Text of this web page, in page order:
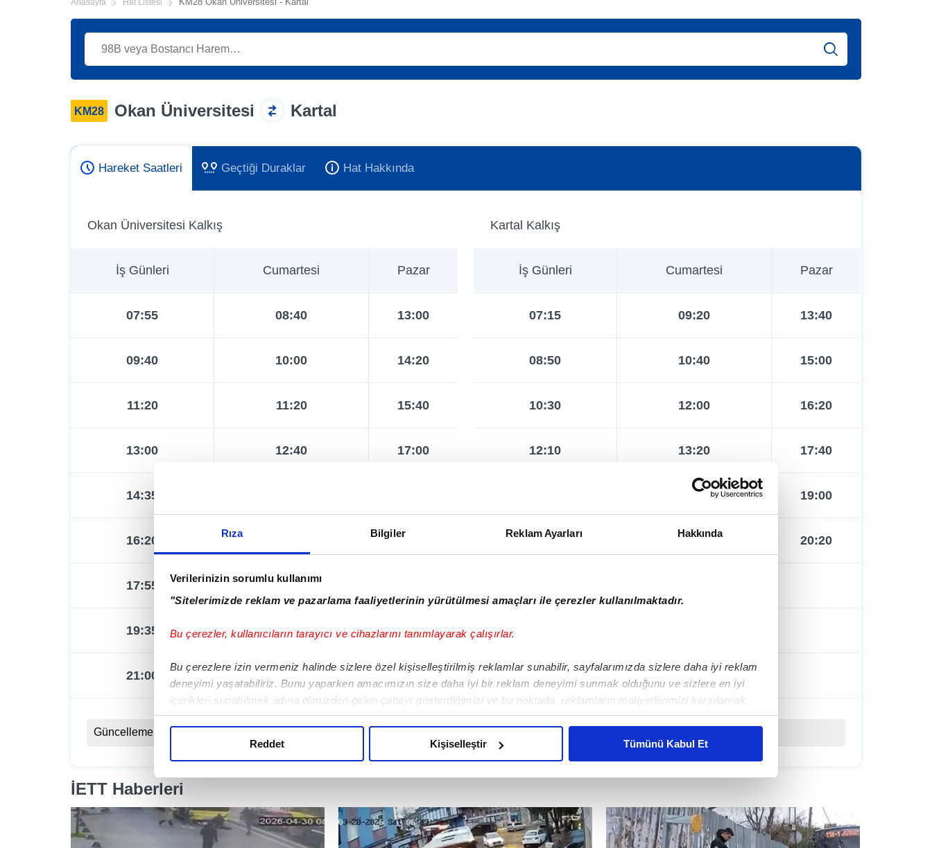
Rıza Bilgiler Reklam Ayarları Hakkında
Verilerinizin sorumlu kullanımı
"Sitelerimizde reklam ve pazarlama faaliyetlerinin yürütülmesi amaçları ile çerezler kullanılmaktadır.
Bu çerezler, kullanıcıların tarayıcı ve cihazlarını tanımlayarak çalışırlar.
Bu çerezlere izin vermeniz halinde sizlere özel kişiselleştirilmiş reklamlar sunabilir, sayfalarımızda sizlere daha iyi reklam
deneyimi yaşatabiliriz. Bunu yaparken amacımızın size daha iyi bir reklam deneyimi sunmak olduğunu ve sizlere en iyi
içerikleri sunabilmek adına elimizden gelen çabayı gösterdiğimizi ve bu noktada, reklamların maliyetlerimizi karşılamak
noktasında tek gelir kalemimiz olduğunu sizlere hatırlatmak isteriz.
Her halükârda, kullanıcılar, bu çerezlere izin vermedikleri takdirde, kullanıcılara hedefli reklamlar gösterilmeyecektir."
Sizlere daha iyi bir hizmet sunabilmek için İnternet Sitemizde kendimize ve üçüncü kişilere ait çerezler kullanılmaktadır.
amacıyla kullanılmaktadır. Diğer çerezler, sitemizin daha işlevsel kılınması ve kişiselleştirilmesi ve sizlere yönelik
reklam/pazarlama faaliyetlerinin yapılması, amaçlarıyla sınırlı olarak açık rızanız dahilinde kullanılacaktır.
Reddet Kişiselleştir Tümünü Kabul Et
Anasayfa Hat Listesi
KM28 Okan Üniversitesi Kartal
Hareket Saatleri Geçtiği Duraklar Hat Hakkında
Okan Üniversitesi Kalkış
İş Günleri Cumartesi Pazar
07:55 08:40 13:00
09:40 10:00 14:20
11:20 11:20 15:40
13:00 12:40 17:00
14:35
16:20 19:40
17:55 18:00
19:35 20:00
21:00
Kartal Kalkış
İş Günleri Cumartesi Pazar
07:15 09:20 13:40
08:50 10:40 15:00
10:30 12:00 16:20
12:10 13:20 17:40
15:00 19:00
15:30 17:00 20:20
Güncelleme Tarihi:
İETT Haberleri